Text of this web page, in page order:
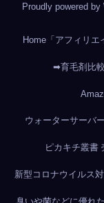
Proudly powered by
Home「アフィリエ
➡育毛剤比
ウォーターサーバ
ピカキチ叢書
新型コロナウイルス